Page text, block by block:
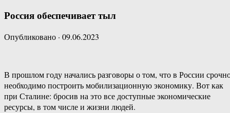
Россия обеспечивает тыл
Опубликовано · 09.06.2023
В прошлом году начались разговоры о том, что в России
необходимо построить мобилизационную экономику. Вот как
при Сталине: бросив на это все доступные экономические
ресурсы, в том числе и жизни людей.